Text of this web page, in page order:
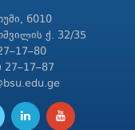
6010
ქ. 32/35
27–17–87